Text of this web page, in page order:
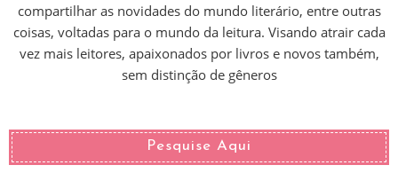
compartilhar as novidades do mundo literário, entre outras
coisas, voltadas para o mundo da leitura. Visando atrair cada
vez mais leitores, apaixonados por livros e novos também,
sem distinção de gêneros
Pesquise Aqui